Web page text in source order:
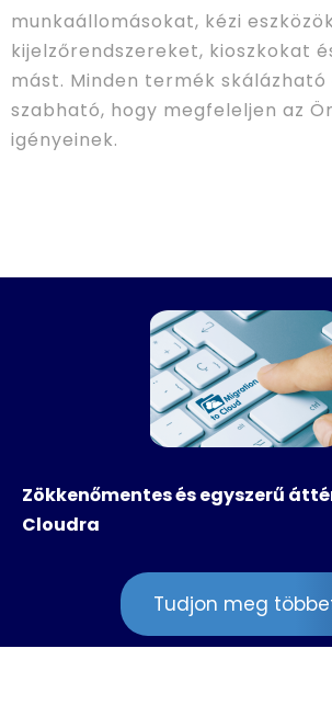
munkaállomásokat, kézi
kijelzőrendszereket, kioszkokat
mást. Minden termék
szabható, hogy megfeleljen az
igényeinek.
Zökkenőmentes és egyszerű
Cloudra
Tudjon meg